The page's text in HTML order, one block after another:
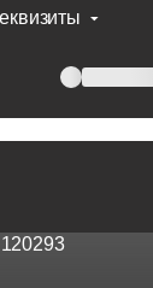
по счету.
120293